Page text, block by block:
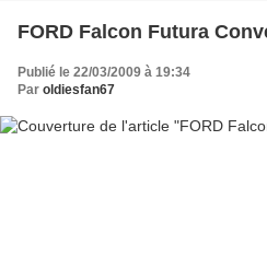
FORD Falcon Futura
Publié le 22/03/2009 à 19:34
Par oldiesfan67